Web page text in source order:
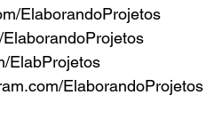
ElaborandoProjetos
ElabProjetos
ElaborandoProjetos